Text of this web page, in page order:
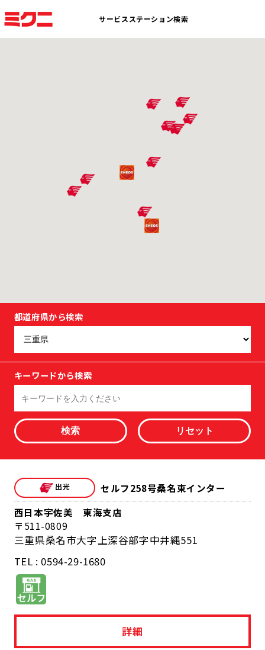
サービスステーション検索
都道府県から検索
キーワードから検索
検索
セルフ258号桑名東インター
西日本宇佐美 東海支店
511-0809
三重県桑名市大字上深谷部字中井縄551
TEL : 0594-29-1680
詳細